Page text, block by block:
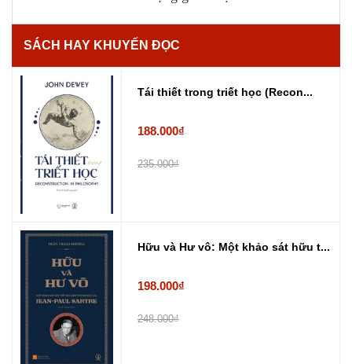
SÁCH HAY KHUYẾN ĐỌC
Tái thiết trong triết học (Recon...
188.000₫
235.000₫
Hữu và Hư vô: Một khảo sát hữu t...
198.000₫
248.000₫